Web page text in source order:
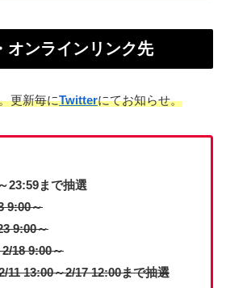
オンラインリンク先
更新毎にTwitterにてお知らせ。
23:59まで抽選
9:00～
9:00～
18 9:00～
11 13:00～2/17 12:00まで抽選